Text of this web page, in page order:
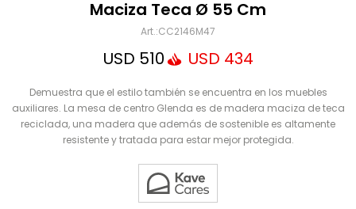
Maciza Teca Ø 55 Cm
CC2146M47
USD 510 USD 434
Demuestra que el estilo también se encuentra en los muebles
auxiliares. La mesa de centro Glenda es de madera maciza de teca
reciclada, una madera que además de sostenible es altamente
resistente y tratada para estar mejor protegida.